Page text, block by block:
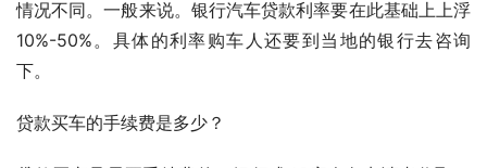
情况不同。一般来说。银行汽车贷款利率要在此基础上上浮
10%-50%。具体的利率购车人还要到当地的银行去咨询
下。
贷款买车的手续费是多少？